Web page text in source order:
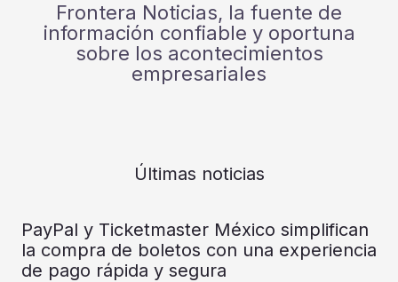
Frontera Noticias, la fuente de
información confiable y oportuna
sobre los acontecimientos
empresariales
Últimas noticias
PayPal y Ticketmaster México simplifican
la compra de boletos con una experiencia
de pago rápida y segura